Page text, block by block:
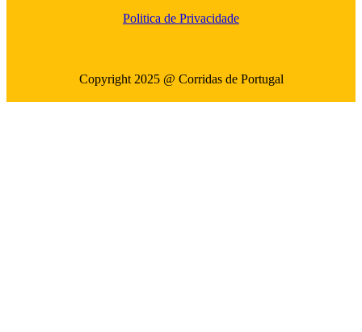
Politica de Privacidade
Copyright 2025 @ Corridas de Portugal